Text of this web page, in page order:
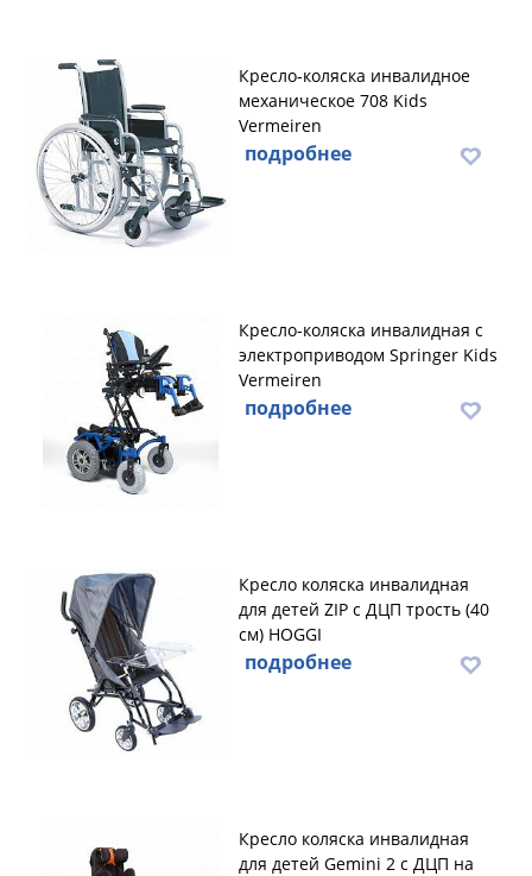
Кресло-коляска инвалидное
механическое 708 Kids
Vermeiren
подробнее
Кресло-коляска инвалидная с
электроприводом Springer Kids
Vermeiren
подробнее
Кресло коляска инвалидная
для детей ZIP с ДЦП трость (40
см) HOGGI
подробнее
Кресло коляска инвалидная
для детей Gemini 2 с ДЦП на